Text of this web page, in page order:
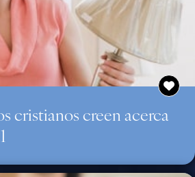
cristianos creen acerca